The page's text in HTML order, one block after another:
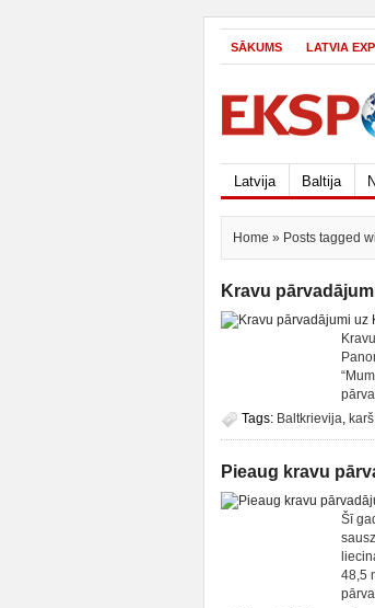
SĀKUMS LATVIA
Latvija Baltija
Home » Posts tagged
Kravu
Tags: Baltkrievija, karš
Pieaug kravu
Šī
48,5